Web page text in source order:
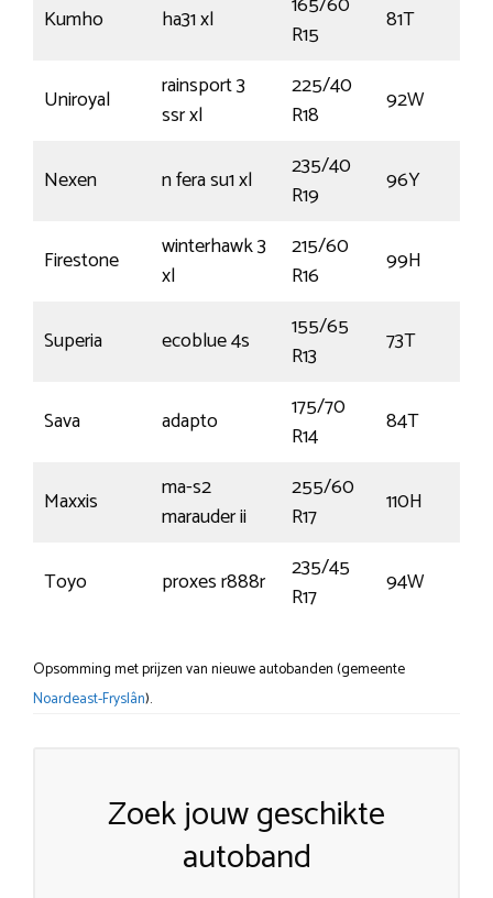
Kumho ha31 xl
R15
81T
Uniroyal
rainsport 3
ssr xl
225/40
R18
92W
Nexen n fera su1 xl
235/40
R19
96Y
Firestone
winterhawk 3
xl
215/60
R16
99H
Superia ecoblue 4s
155/65
R13
73T
Sava adapto
175/70
R14
84T
Maxxis
ma-s2
marauder ii
255/60
R17
110H
Toyo proxes r888r
235/45
R17
94W
Opsomming met prijzen van nieuwe autobanden (gemeente
Noardeast-Fryslân).
Zoek jouw geschikte
autoband